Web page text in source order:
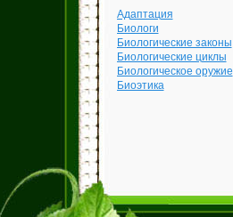
Адаптация
Биологи
Биологические законы
Биологические циклы
Биологическое оружие
Биоэтика